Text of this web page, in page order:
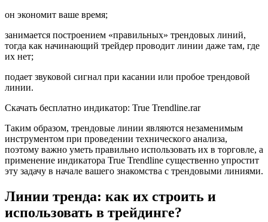
он экономит ваше время;
занимается построением «правильных» трендовых линий,
тогда как начинающий трейдер проводит линии даже там, где
их нет;
подает звуковой сигнал при касании или пробое трендовой
линии.
Скачать бесплатно индикатор: True Trendline.rar
Таким образом, трендовые линии являются незаменимым
инструментом при проведении технического анализа,
поэтому важно уметь правильно использовать их в торговле, а
применение индикатора True Trendline существенно упростит
эту задачу в начале вашего знакомства с трендовыми линиями.
Линии тренда: как их строить и
использовать в трейдинге?